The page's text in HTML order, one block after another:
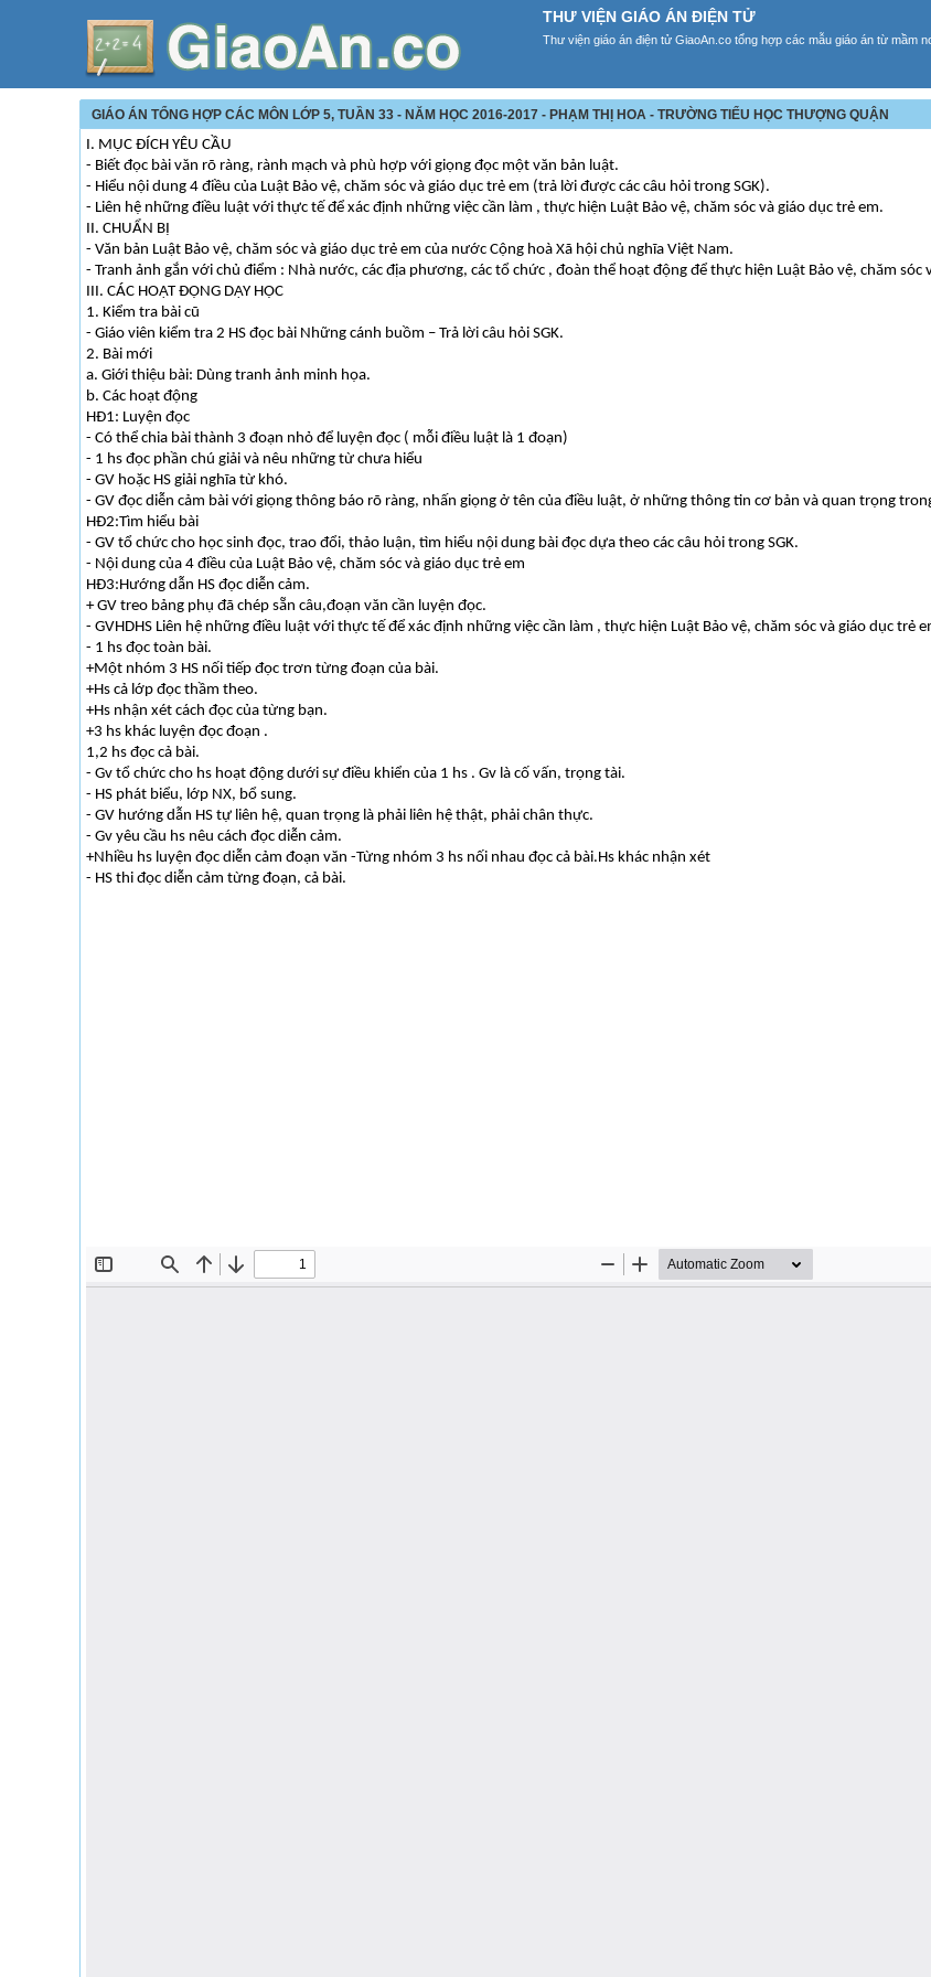
THƯ VIỆN GIÁO ÁN ĐIỆN TỬ
Thư viện giáo án điện tử GiaoAn.co tổng hợp các mẫu giáo án từ mầm
GIÁO ÁN TỔNG HỢP CÁC MÔN LỚP 5, TUẦN 33 - NĂM HỌC 2016-2017 - PHẠM THỊ HOA - TRƯỜNG TIỂU HỌC THƯỢNG QUẬN
I. MỤC ĐÍCH YÊU CẦU
- Biết đọc bài văn rõ ràng, rành mạch và phù hợp với giọng đọc một văn bản luật.
- Hiểu nội dung 4 điều của Luật Bảo vệ, chăm sóc và giáo dục trẻ em (trả lời được các câu hỏi trong SGK).
- Liên hệ những điều luật với thực tế để xác định những việc cần làm , thực hiện Luật Bảo vệ, chăm sóc và giáo dục trẻ em.
II. CHUẨN BỊ
- Văn bản Luật Bảo vệ, chăm sóc và giáo dục trẻ em của nước Cộng hoà Xã hội chủ nghĩa Việt Nam.
- Tranh ảnh gắn với chủ điểm : Nhà nước, các địa phương, các tổ chức , đoàn thể hoạt động để thực hiện Luật Bảo vệ, chăm sóc
III. CÁC HOẠT ĐỘNG DẠY HỌC
1. Kiểm tra bài cũ
- Giáo viên kiểm tra 2 HS đọc bài Những cánh buồm – Trả lời câu hỏi SGK.
2. Bài mới
a. Giới thiệu bài: Dùng tranh ảnh minh họa.
b. Các hoạt động
HĐ1: Luyện đọc
- Có thể chia bài thành 3 đoạn nhỏ để luyện đọc ( mỗi điều luật là 1 đoạn)
- 1 hs đọc phần chú giải và nêu những từ chưa hiểu
- GV hoặc HS giải nghĩa từ khó.
- GV đọc diễn cảm bài với giọng thông báo rõ ràng, nhấn giọng ở tên của điều luật, ở những thông tin cơ bản và quan trọng
HĐ2:Tìm hiểu bài
- GV tổ chức cho học sinh đọc, trao đổi, thảo luận, tìm hiểu nội dung bài đọc dựa theo các câu hỏi trong SGK.
- Nội dung của 4 điều của Luật Bảo vệ, chăm sóc và giáo dục trẻ em
HĐ3:Hướng dẫn HS đọc diễn cảm.
+ GV treo bảng phụ đã chép sẵn câu,đoạn văn cần luyện đọc.
- GVHDHS Liên hệ những điều luật với thực tế để xác định những việc cần làm , thực hiện Luật Bảo vệ, chăm sóc và giáo dục trẻ
- 1 hs đọc toàn bài.
+Một nhóm 3 HS nối tiếp đọc trơn từng đoạn của bài.
+Hs cả lớp đọc thầm theo.
+Hs nhận xét cách đọc của từng bạn.
+3 hs khác luyện đọc đoạn .
1,2 hs đọc cả bài.
- Gv tổ chức cho hs hoạt động dưới sự điều khiển của 1 hs . Gv là cố vấn, trọng tài.
- HS phát biểu, lớp NX, bổ sung.
- GV hướng dẫn HS tự liên hệ, quan trọng là phải liên hệ thật, phải chân thực.
- Gv yêu cầu hs nêu cách đọc diễn cảm.
+Nhiều hs luyện đọc diễn cảm đoạn văn -Từng nhóm 3 hs nối nhau đọc cả bài.Hs khác nhận xét
- HS thi đọc diễn cảm từng đoạn, cả bài.